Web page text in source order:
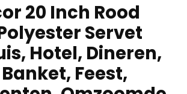
20 Inch Rood
Servet
Hotel, Dineren,
Feest,